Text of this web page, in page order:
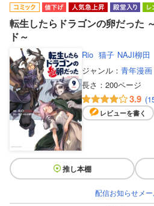
転生したらドラゴンの卵だった
ド～
Rio 猫子 NAJI柳田
ジャンル： 青年漫画
長さ： 200ページ
3.9
レビューを書く
推し本棚
配信お知らせメ